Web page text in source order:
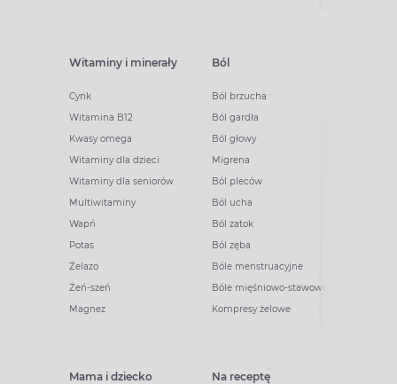
Witaminy i minerały
Cynk
Witamina B12
Kwasy omega
Witaminy dla dzieci
Witaminy dla seniorów
Multiwitaminy
Wapń
Potas
Żelazo
Żeń-szeń
Magnez
Ból
Ból brzucha
Ból gardła
Ból głowy
Migrena
Ból pleców
Ból ucha
Ból zatok
Ból zęba
Bóle menstruacyjne
Bóle mięśniowo-stawowe
Kompresy żelowe
Mama i dziecko Na receptę